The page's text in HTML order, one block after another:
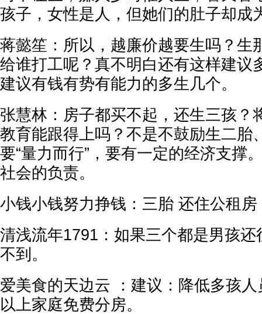
孩子，女性是人，但她们的肚子却成
蒋懿笙：所以，越廉价越要生吗？生
给谁打工呢？真不明白还有这样建议
建议有钱有势有能力的多生几个。
张慧林：房子都买不起，还生三孩？
教育能跟得上吗？不是不鼓励生二胎
要“量力而行”，要有一定的经济支撑
社会的负责。
小钱小钱努力挣钱：三胎 还住公租
清浅流年1791：如果三个都是男孩
不到。
爱美食的天边云 ：建议：降低多孩
以上家庭免费分房。